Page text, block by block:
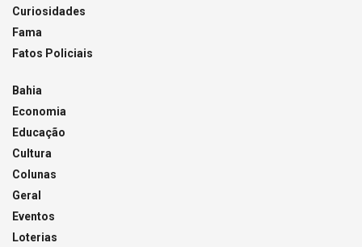
Curiosidades
Fama
Fatos Policiais
Bahia
Economia
Educação
Cultura
Colunas
Geral
Eventos
Loterias